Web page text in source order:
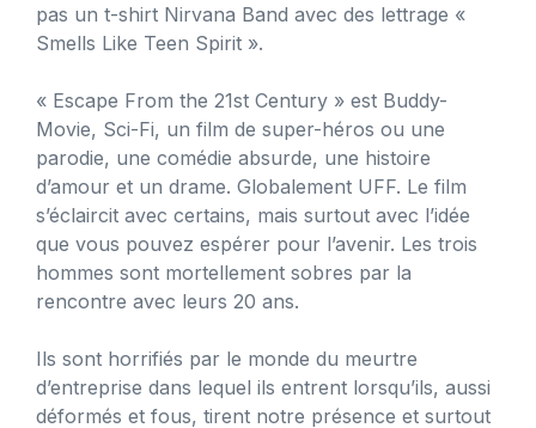
pas un t-shirt Nirvana Band avec des lettrage «
Smells Like Teen Spirit ».
« Escape From the 21st Century » est Buddy-
Movie, Sci-Fi, un film de super-héros ou une
parodie, une comédie absurde, une histoire
d’amour et un drame. Globalement UFF. Le film
s’éclaircit avec certains, mais surtout avec l’idée
que vous pouvez espérer pour l’avenir. Les trois
hommes sont mortellement sobres par la
rencontre avec leurs 20 ans.
Ils sont horrifiés par le monde du meurtre
d’entreprise dans lequel ils entrent lorsqu’ils, aussi
déformés et fous, tirent notre présence et surtout